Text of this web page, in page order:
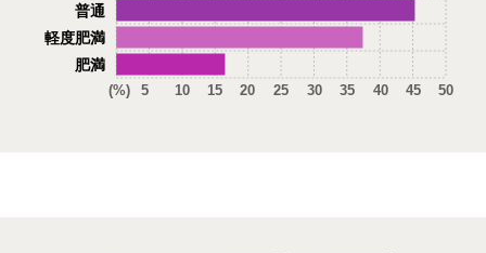
肥満
軽度肥満
普通
(%) 5 10 15 20 25 30 35 40 45 50